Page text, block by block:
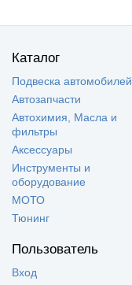
Каталог
Подвеска автомобилей
Автозапчасти
Автохимия, Масла и
фильтры
Аксессуары
Инструменты и
оборудование
МОТО
Тюнинг
Пользователь
Вход